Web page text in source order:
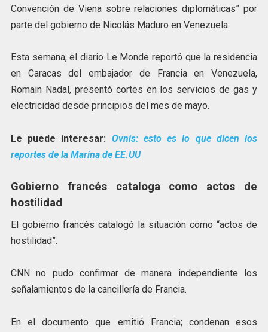
Convención de Viena sobre relaciones diplomáticas” por
parte del gobierno de Nicolás Maduro en Venezuela.
Esta semana, el diario Le Monde reportó que la residencia
en Caracas del embajador de Francia en Venezuela,
Romain Nadal, presentó cortes en los servicios de gas y
electricidad desde principios del mes de mayo.
Le puede interesar: Ovnis: esto es lo que dicen los
reportes de la Marina de EE.UU
Gobierno francés cataloga como actos de
hostilidad
El gobierno francés catalogó la situación como “actos de
hostilidad”.
CNN no pudo confirmar de manera independiente los
señalamientos de la cancillería de Francia.
En el documento que emitió Francia; condenan esos